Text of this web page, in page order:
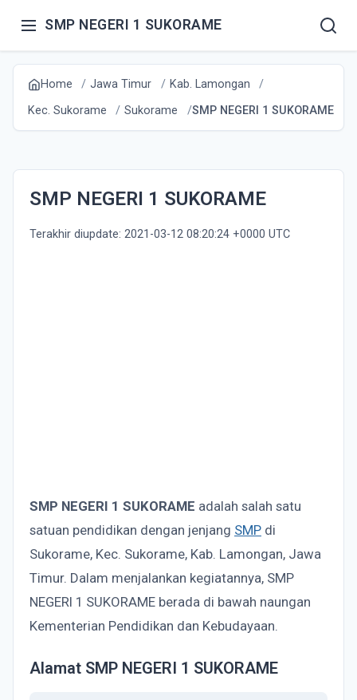
SMP NEGERI 1 SUKORAME
Home Jawa Timur
Kab. Lamongan
Kec. Sukorame
Sukorame SMP NEGERI 1 SUKORAME
SMP NEGERI 1 SUKORAME
Terakhir diupdate: 2021-03-12 08:20:24 +0000 UTC
SMP NEGERI 1 SUKORAME adalah salah satu
satuan pendidikan dengan jenjang SMP di
Sukorame, Kec. Sukorame, Kab. Lamongan, Jawa
Timur. Dalam menjalankan kegiatannya, SMP
NEGERI 1 SUKORAME berada di bawah naungan
Kementerian Pendidikan dan Kebudayaan.
Alamat SMP NEGERI 1 SUKORAME